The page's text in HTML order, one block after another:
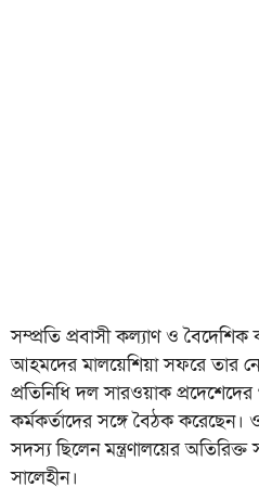
সম্প্রতি প্রবাসী কল্যাণ ও বৈদেশিক
আহমদের মালয়েশিয়া সফরে তার
প্রতিনিধি দল সারওয়াক
কর্মকর্তাদের সঙ্গে বৈঠক
সদস্য ছিলেন মন্ত্রণালয়ের
সালেহীন।